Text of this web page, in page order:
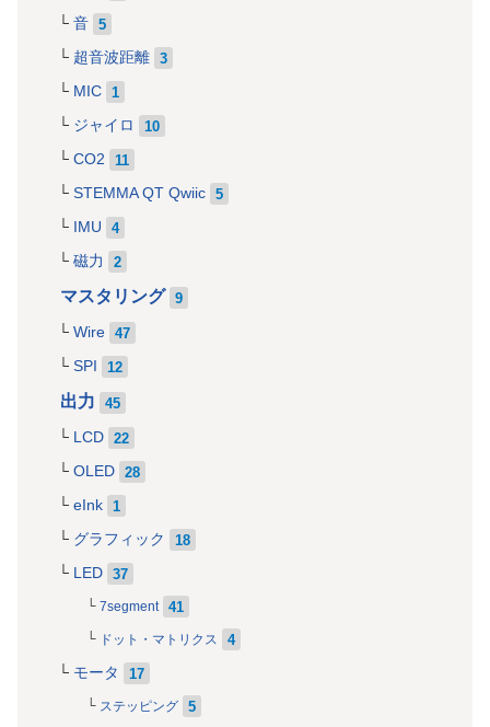
音 5
超音波距離 3
MIC 1
ジャイロ 10
CO2 11
STEMMA QT Qwiic 5
IMU 4
磁力 2
マスタリング 9
Wire 47
SPI 12
出力 45
LCD 22
OLED 28
eInk 1
グラフィック 18
LED 37
7segment 41
ドット・マトリクス 4
モータ 17
ステッピング 5